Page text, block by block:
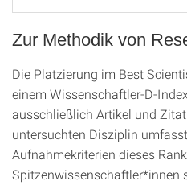
Zur Methodik von
Die Platzierung im Best
einem Wissenschaftler-D-
ausschließlich Artikel und
untersuchten Disziplin
Aufnahmekriterien dieses
Spitzenwissenschaftler*innen